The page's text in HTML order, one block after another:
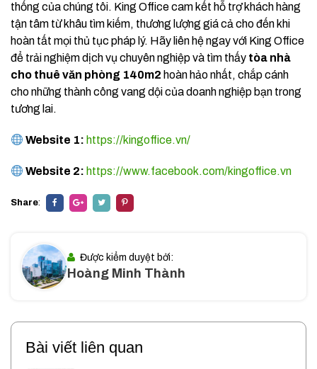
thống của chúng tôi. King Office cam kết hỗ trợ khách hàng
tận tâm từ khâu tìm kiếm, thương lượng giá cả cho đến khi
hoàn tất mọi thủ tục pháp lý. Hãy liên hệ ngay với King Office
để trải nghiệm dịch vụ chuyên nghiệp và tìm thấy tòa nhà
cho thuê văn phòng 140m2 hoàn hảo nhất, chắp cánh
cho những thành công vang dội của doanh nghiệp bạn trong
tương lai.
Website 1: https://kingoffice.vn/
Website 2: https://www.facebook.com/kingoffice.vn
Share:
Được kiểm duyệt bởi:
Hoàng Minh Thành
Bài viết liên quan